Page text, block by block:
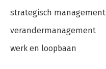
strategisch management
verandermanagement
werk en loopbaan